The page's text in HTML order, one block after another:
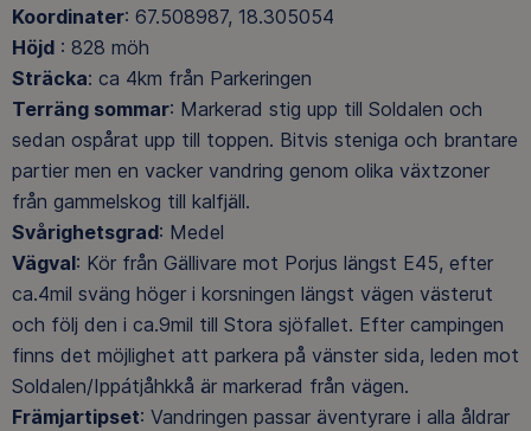
Koordinater: 67.508987, 18.305054
Höjd : 828 möh
Sträcka: ca 4km från Parkeringen
Terräng sommar: Markerad stig upp till Soldalen och
sedan ospårat upp till toppen. Bitvis steniga och brantare
partier men en vacker vandring genom olika växtzoner
från gammelskog till kalfjäll.
Svårighetsgrad: Medel
Vägval: Kör från Gällivare mot Porjus längst E45, efter
ca.4mil sväng höger i korsningen längst vägen västerut
och följ den i ca.9mil till Stora sjöfallet. Efter campingen
finns det möjlighet att parkera på vänster sida, leden mot
Soldalen/Ippátjåhkkå är markerad från vägen.
Främjartipset: Vandringen passar äventyrare i alla åldrar